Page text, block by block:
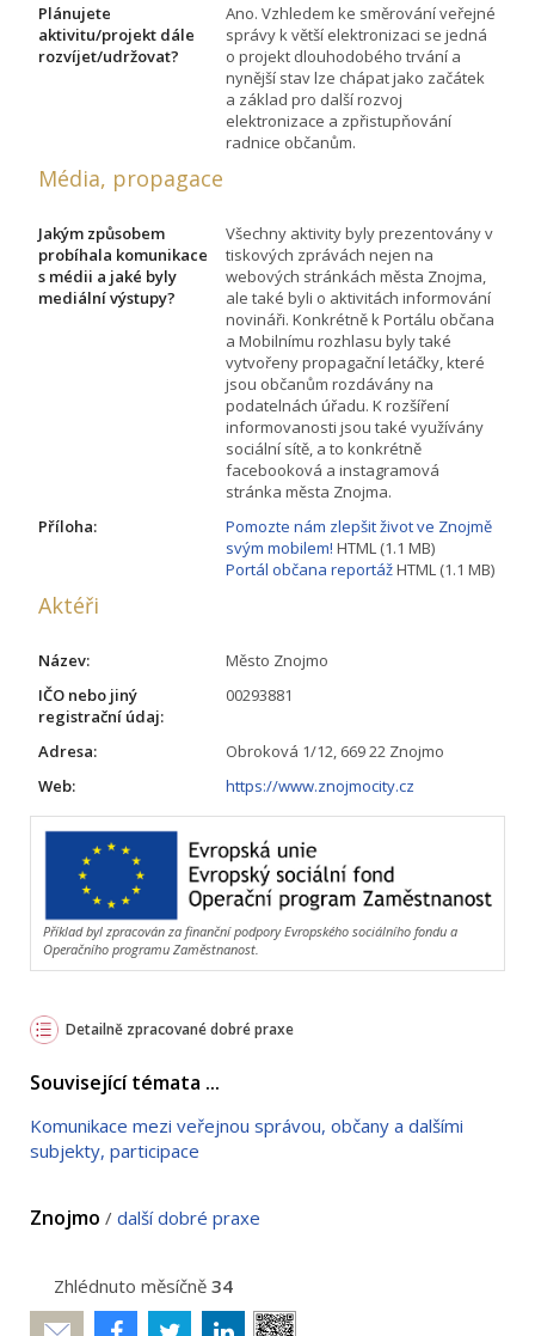
Plánujete
aktivitu/projekt dále
rozvíjet/udržovat?
Ano. Vzhledem ke směrování veřejné
správy k větší elektronizaci se jedná
o projekt dlouhodobého trvání a
nynější stav lze chápat jako začátek
a základ pro další rozvoj
elektronizace a zpřistupňování
radnice občanům.
Média, propagace
Jakým způsobem
probíhala komunikace
s médii a jaké byly
mediální výstupy?
Všechny aktivity byly prezentovány v
tiskových zprávách nejen na
webových stránkách města Znojma,
ale také byli o aktivitách informování
novináři. Konkrétně k Portálu občana
a Mobilnímu rozhlasu byly také
vytvořeny propagační letáčky, které
jsou občanům rozdávány na
podatelnách úřadu. K rozšíření
informovanosti jsou také využívány
sociální sítě, a to konkrétně
facebooková a instagramová
stránka města Znojma.
Příloha:
Pomozte nám zlepšit život ve Znojmě
svým mobilem! HTML (1.1 MB)
Portál občana reportážHTML (1.1 MB)
Aktéři
Název:
Město Znojmo
IČO nebo jiný
registrační údaj:
00293881
Adresa:
Obroková 1/12, 669 22 Znojmo
Web:
https://www.znojmocity.cz
Příklad byl zpracován za finanční podpory Evropského sociálního fondu a
Operačního programu Zaměstnanost.
Detailně zpracované dobré praxe
Související témata ...
Komunikace mezi veřejnou správou, občany a dalšími
subjekty, participace
Znojmo / další dobré praxe
Zhlédnuto měsíčně 34